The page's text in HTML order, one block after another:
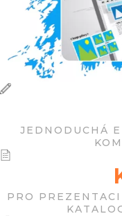
JEDNODUCHÁ
PRO